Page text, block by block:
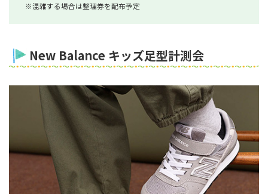
※混雑する場合は整理券を配布予定
New Balance キッズ足型計測会